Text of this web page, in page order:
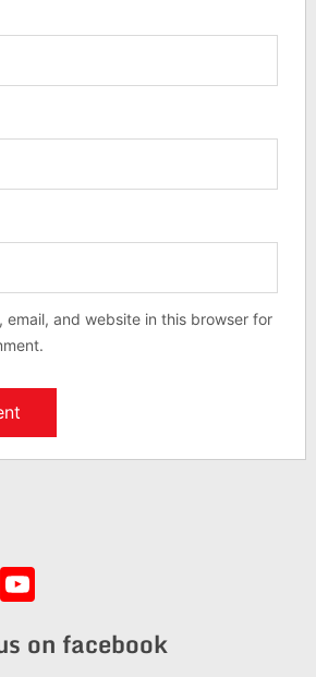
email, and website in this browser for
YouTube
on facebook